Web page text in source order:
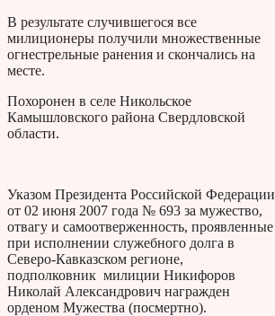
В результате случившегося все
милиционеры получили множественные
огнестрельные ранения и скончались на
месте.
Похоронен в селе Никольское
Камышловского района Свердловской
области.
Указом Президента Российской Федерации
от 02 июня 2007 года № 693 за мужество,
отвагу и самоотверженность, проявленные
при исполнении служебного долга в
Северо-Кавказском регионе,
подполковник милиции Никифоров
Николай Александрович награжден
орденом Мужества (посмертно).